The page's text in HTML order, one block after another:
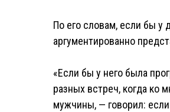
По его словам, если бы у
аргументированно
«Если бы у него была
разных встреч, когда ко
мужчины, — говорил: